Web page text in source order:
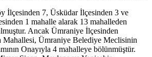
İlçesinden 7, Üsküdar İlçesinden 3 ve
1 mahalle alarak 13 mahalleden
Ancak Ümraniye İlçesinden
Mahallesi, Ümraniye Belediye Meclisinin
Onayıyla 4 mahalleye bölünmüştür.